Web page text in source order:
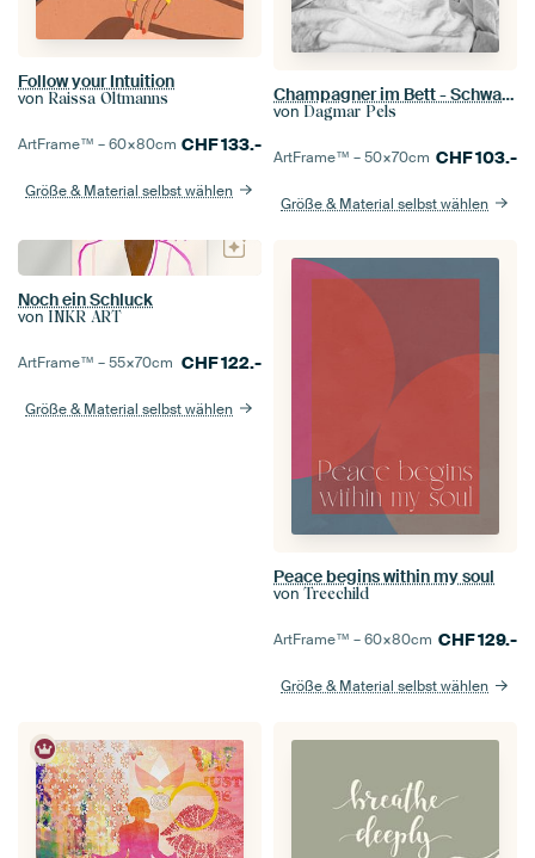
Follow your Intuition
von Raissa Oltmanns
ArtFrame™ –60×80cm CHF133.-
Größe & Material selbst wählen
Champagner im Bett - Schwarz-Weiß-Fotografie - Frau mit Alkoholflasche in der Hand Fotografie
von Dagmar Pels
ArtFrame™ –50×70cm CHF103.-
Größe & Material selbst wählen
Noch ein Schluck
von INKR ART
ArtFrame™ –55×70cm CHF122.-
Größe & Material selbst wählen
Peace begins within my soul
von Treechild
ArtFrame™ –60×80cm CHF129.-
Größe & Material selbst wählen